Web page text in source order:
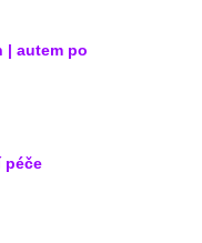
| autem po
péče